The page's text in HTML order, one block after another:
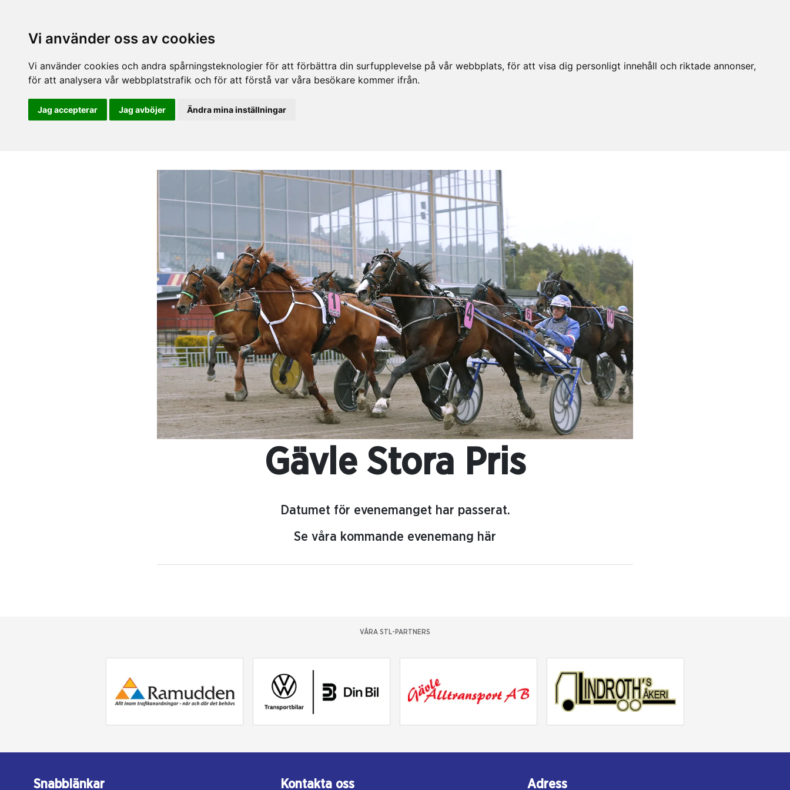
Vi använder oss av cookies
Vi använder cookies och andra spårningsteknologier för att förbättra din surfupplevelse på vår webbplats, för att visa dig personligt innehåll och riktade annonser,
för att analysera vår webbplatstrafik och för att förstå var våra besökare kommer ifrån.
Jag accepterar Jag avböjer Ändra mina inställningar
Gävle Stora Pris
Datumet för evenemanget har passerat.
Se våra kommande evenemang här
VÅRA STL-PARTNERS
Snabblänkar Kontakta oss Adress